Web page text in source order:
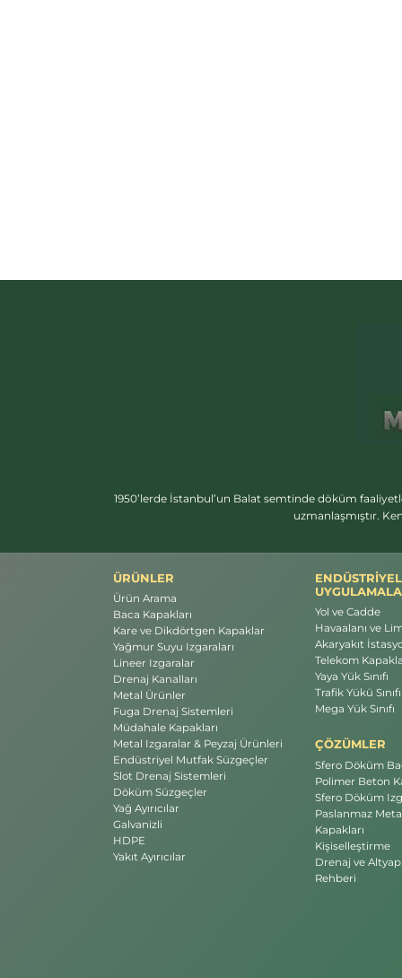
1950’lerde İstanbul’un Balat semtinde döküm
uzmanlaşmıştır.
ÜRÜNLER
Ürün Arama
Baca Kapakları
Kare ve Dikdörtgen Kapaklar
Yağmur Suyu Izgaraları
Lineer Izgaralar
Drenaj Kanalları
Metal Ürünler
Fuga Drenaj Sistemleri
Müdahale Kapakları
Metal Izgaralar & Peyzaj Ürünleri
Endüstriyel Mutfak Süzgeçler
Slot Drenaj Sistemleri
Döküm Süzgeçler
Yağ Ayırıcılar
Galvanizli
HDPE
Yakıt Ayırıcılar
Yol ve Cadde
Havaalanı ve
Akaryakıt
Telekom
Yaya Yük Sınıfı
Trafik Yükü Sınıfı
Mega Yük Sınıfı
ÇÖZÜMLER
Sfero Döküm
Polimer Beton
Sfero Döküm
Paslanmaz
Kapakları
Kişiselleştirme
Drenaj ve
Rehberi